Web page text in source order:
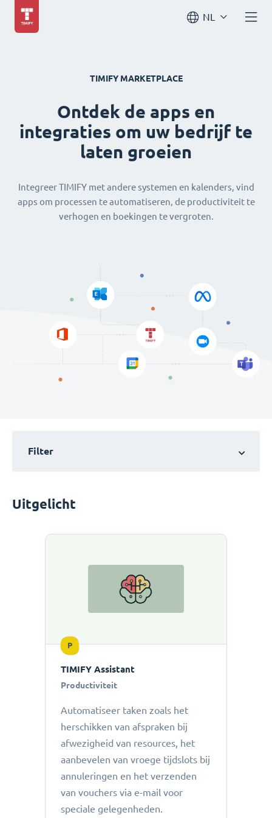
NL
TIMIFY MARKETPLACE
Ontdek de apps en
integraties om uw bedrijf te
laten groeien
Integreer TIMIFY met andere systemen en kalenders, vind
apps om processen te automatiseren, de productiviteit te
verhogen en boekingen te vergroten.
Filter
Uitgelicht
P
TIMIFY Assistant
Productiviteit
Automatiseer taken zoals het
herschikken van afspraken bij
afwezigheid van resources, het
aanbevelen van vroege tijdslots bij
annuleringen en het verzenden
van vouchers via e-mail voor
speciale gelegenheden.